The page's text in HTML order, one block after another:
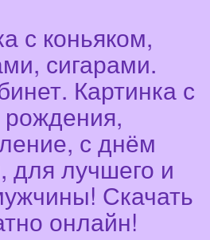
с коньяком,
сигарами.
Картинка с
с днём
для лучшего и
Скачать
онлайн!